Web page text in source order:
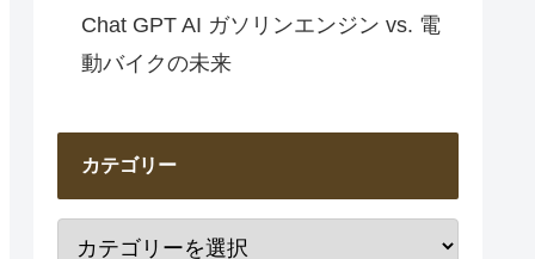
Chat GPT AI ガソリンエンジン vs. 電
動バイクの未来
カテゴリー